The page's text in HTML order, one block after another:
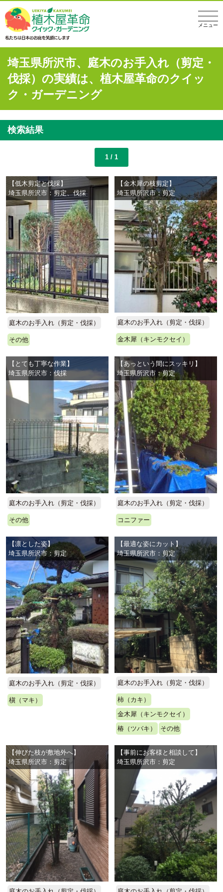
メニュー
埼玉県所沢市、庭木のお手入れ（剪定・
伐採）の実績は、植木屋革命のクイッ
ク・ガーデニング
検索結果
1 / 1
【低木剪定と伐採】
埼玉県所沢市：剪定、伐採
庭木のお手入れ（剪定・伐採）
その他
【金木犀の枝剪定】
埼玉県所沢市：剪定
庭木のお手入れ（剪定・伐採）
金木犀（キンモクセイ）
【とても丁寧な作業】
埼玉県所沢市：伐採
庭木のお手入れ（剪定・伐採）
その他
【あっという間にスッキリ】
埼玉県所沢市：剪定
庭木のお手入れ（剪定・伐採）
コニファー
【凛とした姿】
埼玉県所沢市：剪定
庭木のお手入れ（剪定・伐採）
槇（マキ）
【最適な姿にカット】
埼玉県所沢市：剪定
庭木のお手入れ（剪定・伐採）
柿（カキ）
金木犀（キンモクセイ）
椿（ツバキ）
その他
【伸びた枝が敷地外へ】
埼玉県所沢市：剪定
【事前にお客様と相談して】
埼玉県所沢市：剪定